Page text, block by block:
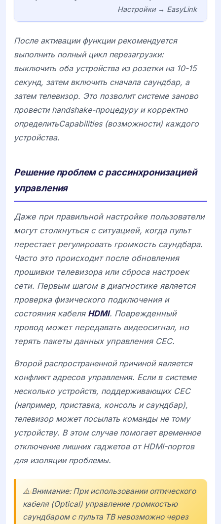
Настройки → EasyLink
После активации функции рекомендуется
выполнить полный цикл перезагрузки:
выключить оба устройства из розетки на 10-15
секунд, затем включить сначала саундбар, а
затем телевизор. Это позволит системе заново
провести handshake-процедуру и корректно
определитьCapabilities (возможности) каждого
устройства.
Решение проблем с рассинхронизацией
управления
Даже при правильной настройке пользователи
могут столкнуться с ситуацией, когда пульт
перестает регулировать громкость саундбара.
Часто это происходит после обновления
прошивки телевизора или сброса настроек
сети. Первым шагом в диагностике является
проверка физического подключения и
состояния кабеля HDMI. Поврежденный
провод может передавать видеосигнал, но
терять пакеты данных управления CEC.
Второй распространенной причиной является
конфликт адресов управления. Если в системе
несколько устройств, поддерживающих CEC
(например, приставка, консоль и саундбар),
телевизор может посылать команды не тому
устройству. В этом случае помогает временное
отключение лишних гаджетов от HDMI-портов
для изоляции проблемы.
⚠️ Внимание: При использовании оптического
кабеля (Optical) управление громкостью
саундбаром с пульта ТВ невозможно через